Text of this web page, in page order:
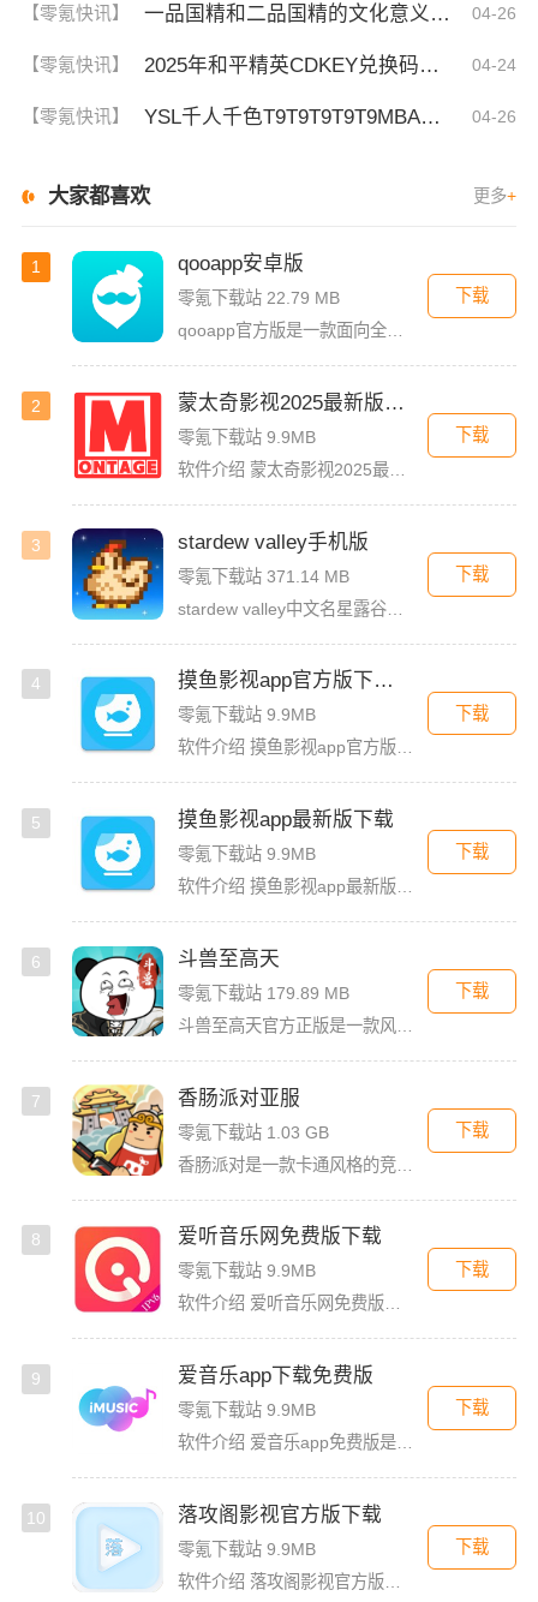
【零氪快讯】 一品国精和二品国精的文化意义！为何他们如此独特？你绝对不知道的深层背景 04-26
【零氪快讯】 2025年和平精英CDKEY兑换码领取方法及使用技巧 04-24
【零氪快讯】 YSL千人千色T9T9T9T9T9MBA！揭秘背后的设计秘密，难怪网友都在疯传！ 04-26
大家都喜欢 更多+
1 qooapp安卓版
零氪下载站 22.79 MB
下载
2 蒙太奇影视2025最新版本下载
零氪下载站 9.9MB
下载
3 stardew valley手机版
零氪下载站 371.14 MB
下载
4 摸鱼影视app官方版下载安装
零氪下载站 9.9MB
软件介绍 摸鱼影视app官方版是一款专为影迷打造的高品质影视播放软件，这里汇聚了海量热门电影、电视剧、综艺
下载
5 摸鱼影视app最新版下载
零氪下载站 9.9MB
下载
6 斗兽至高天
零氪下载站 179.89 MB
下载
7 香肠派对亚服
零氪下载站 1.03 GB
下载
8 爱听音乐网免费版下载
零氪下载站 9.9MB
软件介绍 爱听音乐网免费版是一款功能强大的歌曲播放软件，无论你是喜欢流行金曲、经典老歌，还是小众独立音乐，
下载
9 爱音乐app下载免费版
零氪下载站 9.9MB
下载
10 落攻阁影视官方版下载
零氪下载站 9.9MB
下载